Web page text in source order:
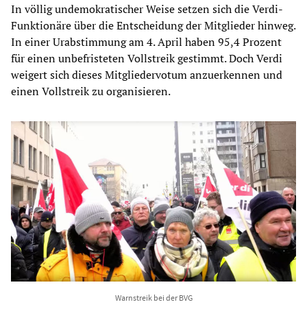
In völlig undemokratischer Weise setzen sich die Verdi-
Funktionäre über die Entscheidung der Mitglieder hinweg.
In einer Urabstimmung am 4. April haben 95,4 Prozent
für einen unbefristeten Vollstreik gestimmt. Doch Verdi
weigert sich dieses Mitgliedervotum anzuerkennen und
einen Vollstreik zu organisieren.
Warnstreik bei der BVG